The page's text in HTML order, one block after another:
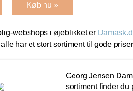
Køb nu »
webshops i øjeblikket er
har et stort sortiment til gode
Georg Jensen
sortiment finder du